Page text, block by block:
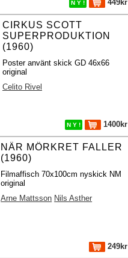
N Y ! 449kr
CIRKUS SCOTT
SUPERPRODUKTION
(1960)
Poster använt skick GD 46x66
original
Celito Rivel
N Y ! 1400kr
NÄR MÖRKRET FALLER
(1960)
Filmaffisch 70x100cm nyskick NM
original
Arne Mattsson Nils Asther
249kr